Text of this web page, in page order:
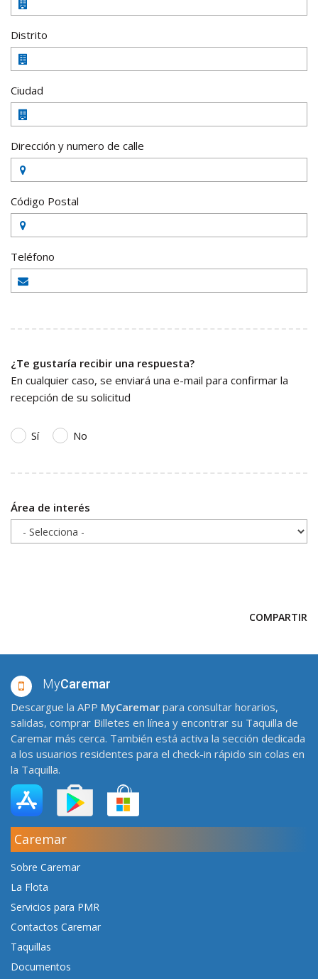
Distrito
Ciudad
Dirección y numero de calle
Código Postal
Teléfono
¿Te gustaría recibir una respuesta?
En cualquier caso, se enviará una e-mail para confirmar la
recepción de su solicitud
Sí No
Área de interés
COMPARTIR
MyCaremar
Descargue la APP MyCaremar para consultar horarios,
salidas, comprar Billetes en línea y encontrar su Taquilla de
Caremar más cerca. También está activa la sección dedicada
a los usuarios residentes para el check-in rápido sin colas en
la Taquilla.
Caremar
Sobre Caremar
La Flota
Servicios para PMR
Contactos Caremar
Taquillas
Documentos